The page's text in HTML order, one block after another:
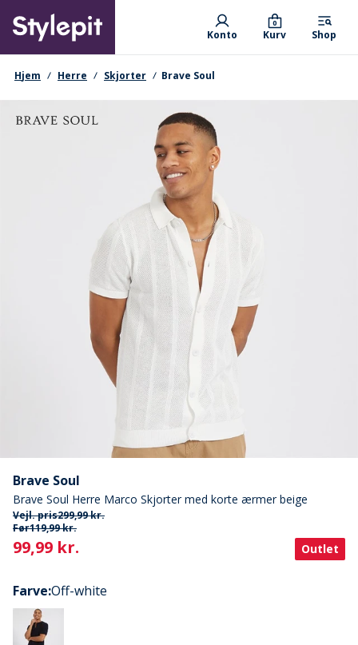
main
content
Primary departments
Konto Kurv
0
Shop
navigationssti
Hjem Herre Skjorter Brave Soul
Brave Soul
Brave Soul Herre Marco Skjorter med korte ærmer beige
Vejl. pris299,99 kr.
Før119,99 kr.
Current
99,99 kr. Outlet
Farve:Off-white